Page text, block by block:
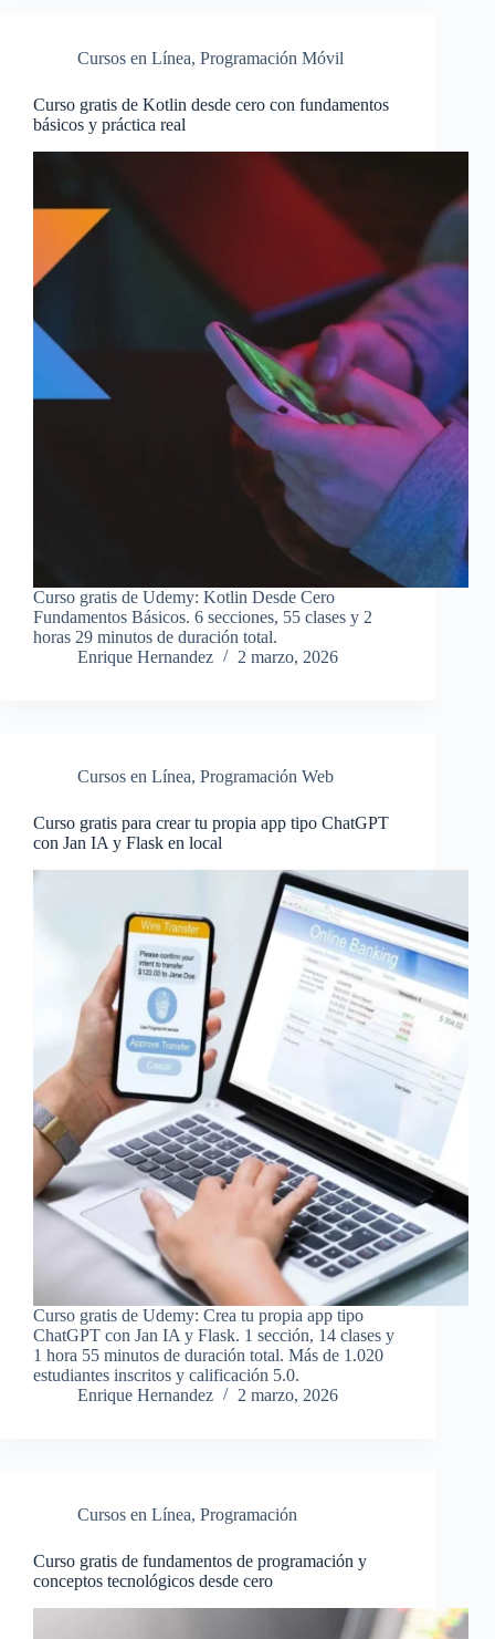
Cursos en Línea, Programación Móvil
Curso gratis de Kotlin desde cero con fundamentos
básicos y práctica real
Curso gratis de Udemy: Kotlin Desde Cero
Fundamentos Básicos. 6 secciones, 55 clases y 2
horas 29 minutos de duración total.
Enrique Hernandez
2 marzo, 2026
Cursos en Línea, Programación Web
Curso gratis para crear tu propia app tipo ChatGPT
con Jan IA y Flask en local
Curso gratis de Udemy: Crea tu propia app tipo
ChatGPT con Jan IA y Flask. 1 sección, 14 clases y
1 hora 55 minutos de duración total. Más de 1.020
estudiantes inscritos y calificación 5.0.
Enrique Hernandez
2 marzo, 2026
Cursos en Línea, Programación
Curso gratis de fundamentos de programación y
conceptos tecnológicos desde cero